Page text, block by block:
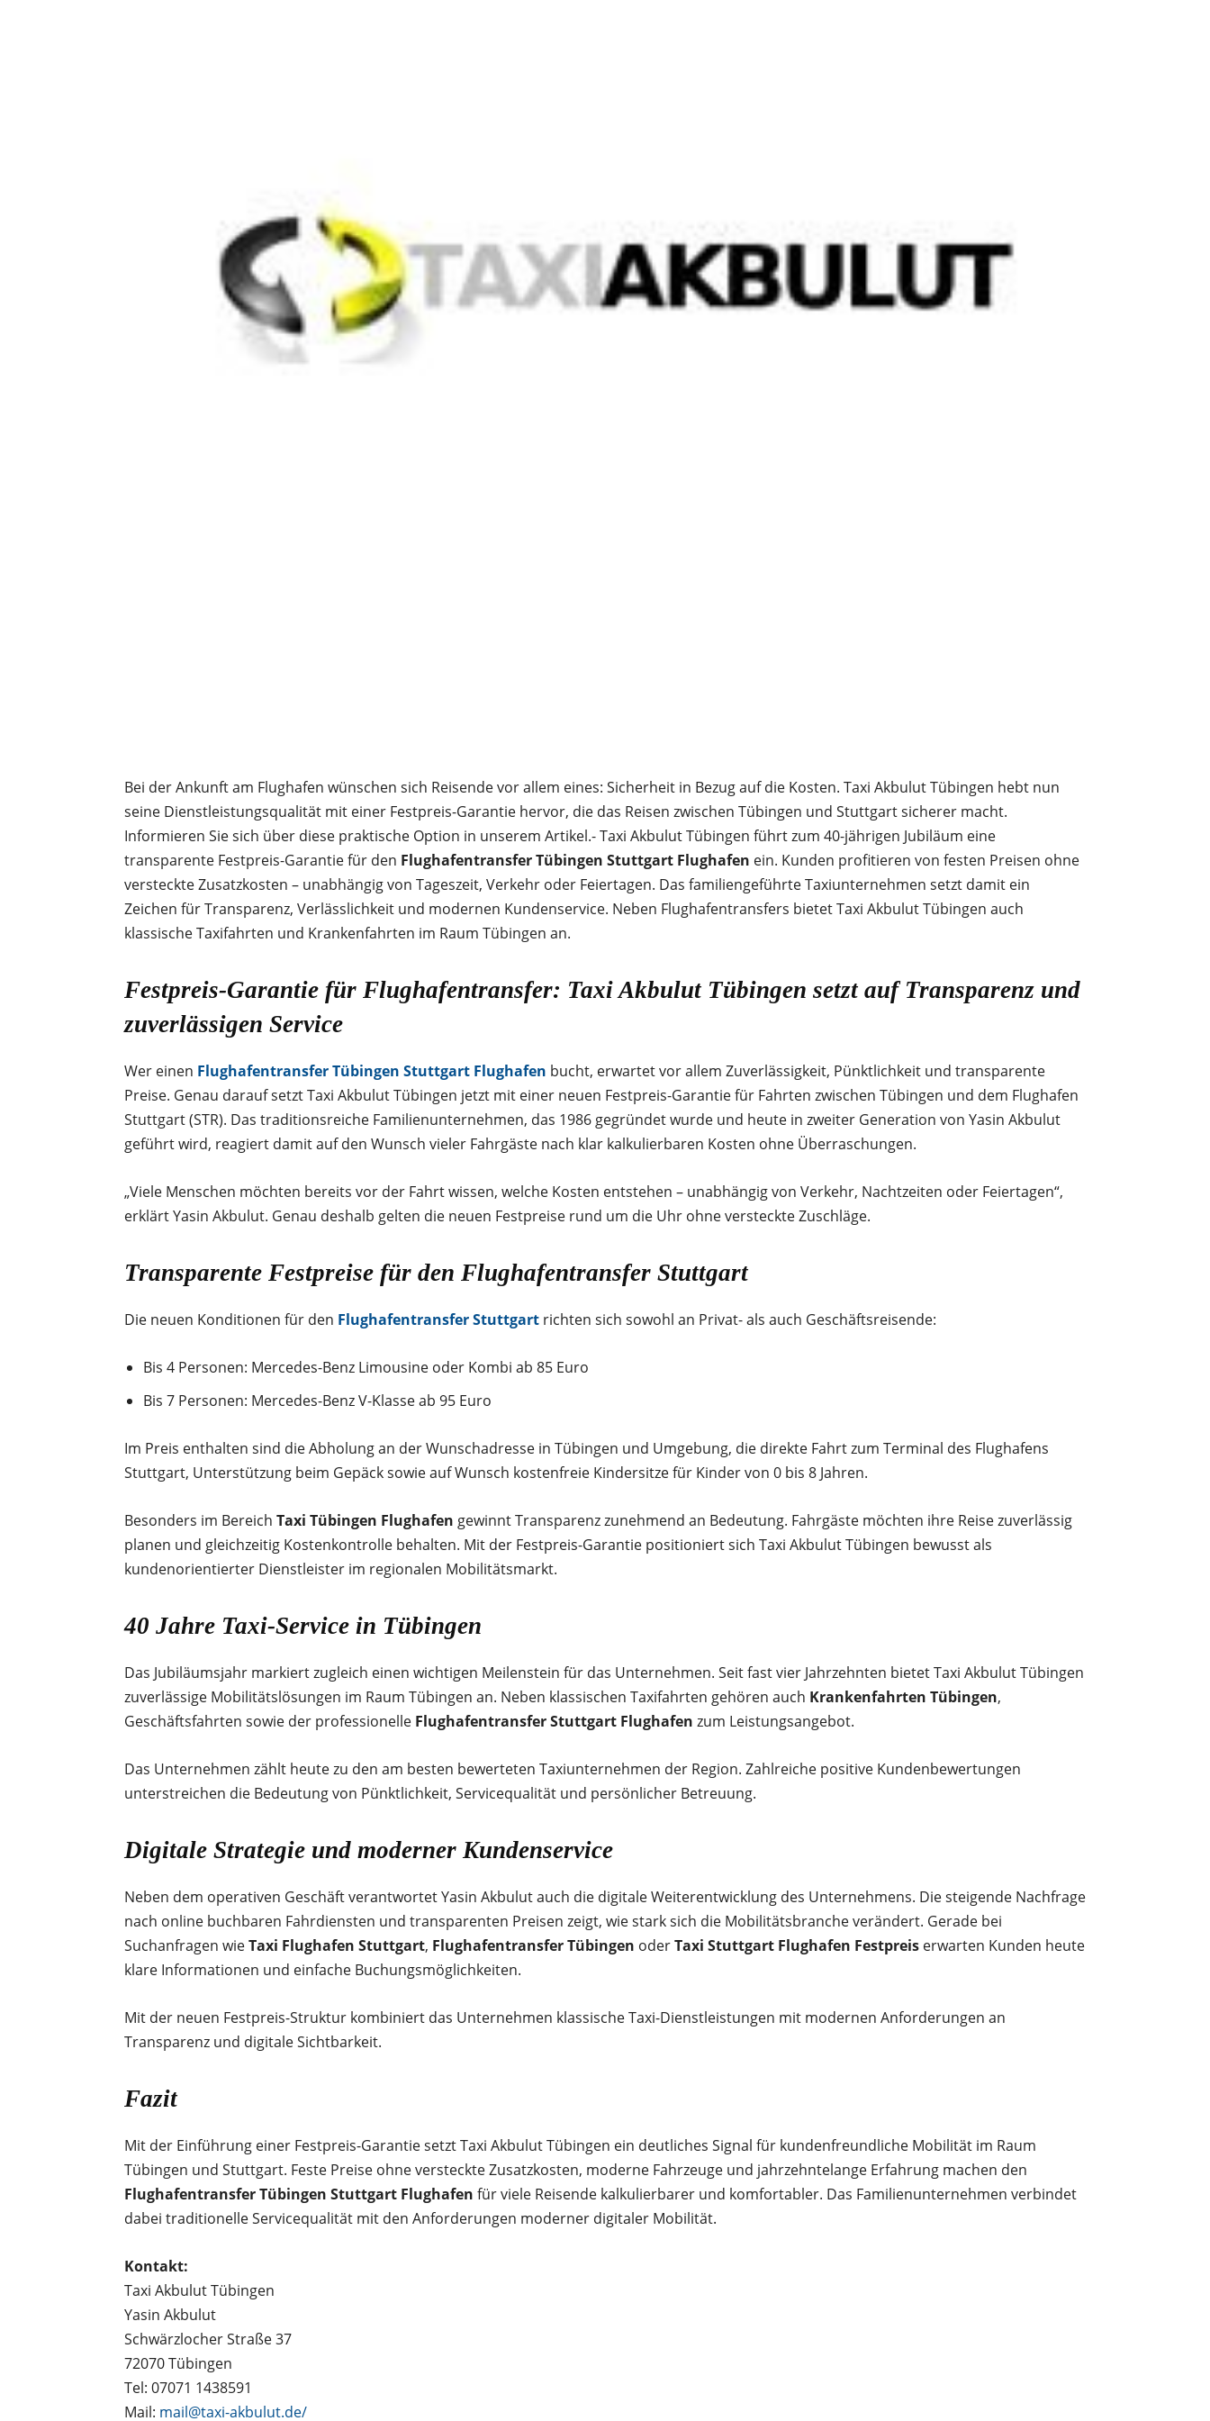
Bei der Ankunft am Flughafen wünschen sich Reisende vor allem eines: Sicherheit in Bezug auf die Kosten. Taxi Akbulut Tübingen hebt nun
seine Dienstleistungsqualität mit einer Festpreis-Garantie hervor, die das Reisen zwischen Tübingen und Stuttgart sicherer macht.
Informieren Sie sich über diese praktische Option in unserem Artikel.- Taxi Akbulut Tübingen führt zum 40-jährigen Jubiläum eine
transparente Festpreis-Garantie für den Flughafentransfer Tübingen Stuttgart Flughafen ein. Kunden profitieren von festen Preisen ohne
versteckte Zusatzkosten – unabhängig von Tageszeit, Verkehr oder Feiertagen. Das familiengeführte Taxiunternehmen setzt damit ein
Zeichen für Transparenz, Verlässlichkeit und modernen Kundenservice. Neben Flughafentransfers bietet Taxi Akbulut Tübingen auch
klassische Taxifahrten und Krankenfahrten im Raum Tübingen an.
Festpreis-Garantie für Flughafentransfer: Taxi Akbulut Tübingen setzt auf Transparenz und
zuverlässigen Service
Wer einen Flughafentransfer Tübingen Stuttgart Flughafen bucht, erwartet vor allem Zuverlässigkeit, Pünktlichkeit und transparente
Preise. Genau darauf setzt Taxi Akbulut Tübingen jetzt mit einer neuen Festpreis-Garantie für Fahrten zwischen Tübingen und dem Flughafen
Stuttgart (STR). Das traditionsreiche Familienunternehmen, das 1986 gegründet wurde und heute in zweiter Generation von Yasin Akbulut
geführt wird, reagiert damit auf den Wunsch vieler Fahrgäste nach klar kalkulierbaren Kosten ohne Überraschungen.
„Viele Menschen möchten bereits vor der Fahrt wissen, welche Kosten entstehen – unabhängig von Verkehr, Nachtzeiten oder Feiertagen“,
erklärt Yasin Akbulut. Genau deshalb gelten die neuen Festpreise rund um die Uhr ohne versteckte Zuschläge.
Transparente Festpreise für den Flughafentransfer Stuttgart
Die neuen Konditionen für den Flughafentransfer Stuttgart richten sich sowohl an Privat- als auch Geschäftsreisende:
Bis 4 Personen: Mercedes-Benz Limousine oder Kombi ab 85 Euro
Bis 7 Personen: Mercedes-Benz V-Klasse ab 95 Euro
Im Preis enthalten sind die Abholung an der Wunschadresse in Tübingen und Umgebung, die direkte Fahrt zum Terminal des Flughafens
Stuttgart, Unterstützung beim Gepäck sowie auf Wunsch kostenfreie Kindersitze für Kinder von 0 bis 8 Jahren.
Besonders im Bereich Taxi Tübingen Flughafen gewinnt Transparenz zunehmend an Bedeutung. Fahrgäste möchten ihre Reise zuverlässig
planen und gleichzeitig Kostenkontrolle behalten. Mit der Festpreis-Garantie positioniert sich Taxi Akbulut Tübingen bewusst als
kundenorientierter Dienstleister im regionalen Mobilitätsmarkt.
40 Jahre Taxi-Service in Tübingen
Das Jubiläumsjahr markiert zugleich einen wichtigen Meilenstein für das Unternehmen. Seit fast vier Jahrzehnten bietet Taxi Akbulut Tübingen
zuverlässige Mobilitätslösungen im Raum Tübingen an. Neben klassischen Taxifahrten gehören auch Krankenfahrten Tübingen,
Geschäftsfahrten sowie der professionelle Flughafentransfer Stuttgart Flughafen zum Leistungsangebot.
Das Unternehmen zählt heute zu den am besten bewerteten Taxiunternehmen der Region. Zahlreiche positive Kundenbewertungen
unterstreichen die Bedeutung von Pünktlichkeit, Servicequalität und persönlicher Betreuung.
Digitale Strategie und moderner Kundenservice
Neben dem operativen Geschäft verantwortet Yasin Akbulut auch die digitale Weiterentwicklung des Unternehmens. Die steigende Nachfrage
nach online buchbaren Fahrdiensten und transparenten Preisen zeigt, wie stark sich die Mobilitätsbranche verändert. Gerade bei
Suchanfragen wieTaxi Flughafen Stuttgart, Flughafentransfer Tübingen oderTaxi Stuttgart Flughafen Festpreis erwarten Kunden heute
klare Informationen und einfache Buchungsmöglichkeiten.
Mit der neuen Festpreis-Struktur kombiniert das Unternehmen klassische Taxi-Dienstleistungen mit modernen Anforderungen an
Transparenz und digitale Sichtbarkeit.
Fazit
Mit der Einführung einer Festpreis-Garantie setzt Taxi Akbulut Tübingen ein deutliches Signal für kundenfreundliche Mobilität im Raum
Tübingen und Stuttgart. Feste Preise ohne versteckte Zusatzkosten, moderne Fahrzeuge und jahrzehntelange Erfahrung machen den
Flughafentransfer Tübingen Stuttgart Flughafen für viele Reisende kalkulierbarer und komfortabler. Das Familienunternehmen verbindet
dabei traditionelle Servicequalität mit den Anforderungen moderner digitaler Mobilität.
Kontakt:
Taxi Akbulut Tübingen
Yasin Akbulut
Schwärzlocher Straße 37
72070 Tübingen
Tel: 07071 1438591
Mail: mail@taxi-akbulut.de/